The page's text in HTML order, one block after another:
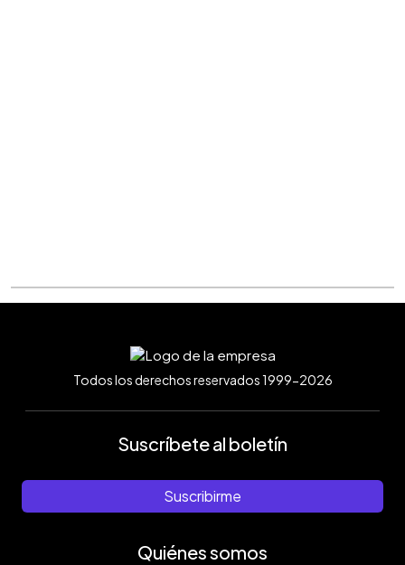
Todos los derechos reservados 1999-2026
Suscríbete al boletín
Suscribirme
Quiénes somos